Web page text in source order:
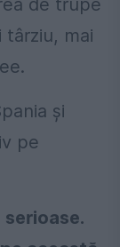
de trupe
târziu, mai
și
pe